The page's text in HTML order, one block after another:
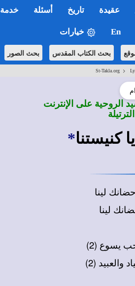
عقيدة تاريخ أسئلة خدمة
En خيارات
بحث الكتاب المقدس بحث الصور
St-Takla.org >
الروحية على الإنترنت
كنيستنا*
لينا
لينا
يسوع (2)
والعبيد (2)